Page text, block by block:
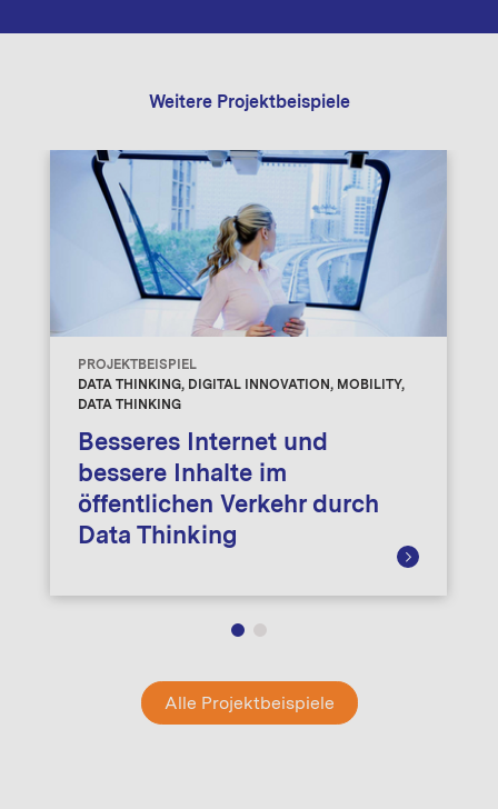
Weitere Projektbeispiele
PROJEKTBEISPIEL
DATA THINKING, DIGITAL INNOVATION, MOBILITY,
DATA THINKING
Besseres Internet und
bessere Inhalte im
öffentlichen Verkehr durch
Data Thinking
Alle Projektbeispiele